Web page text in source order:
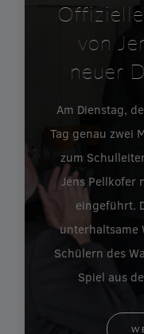
von
neuer
Am Dienstag,
Tag genau zwei
zum
Jens Pellkofer
eingeführt.
unterhaltsame
Schülern des
Spiel aus